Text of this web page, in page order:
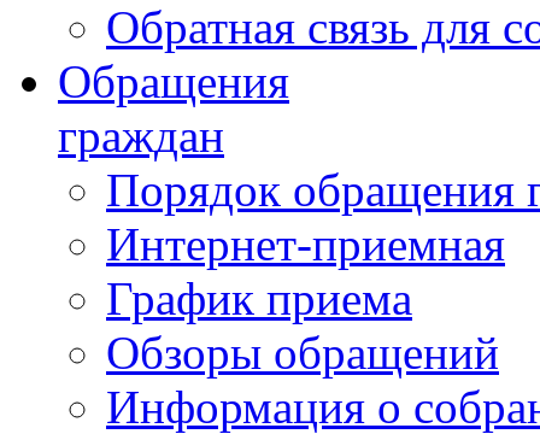
Обратная связь для
Обращения
граждан
Порядок обращения
Интернет-приемная
График приема
Обзоры обращений
Информация о